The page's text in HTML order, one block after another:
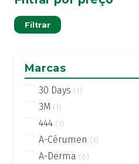
Filtrar
Marcas
30 Days (1)
3M (1)
444 (1)
A-Cérumen (1)
A-Derma (6)